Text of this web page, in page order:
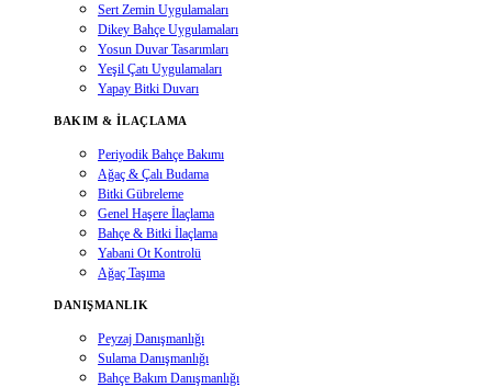
Sert Zemin Uygulamaları
Dikey Bahçe Uygulamaları
Yosun Duvar Tasarımları
Yeşil Çatı Uygulamaları
Yapay Bitki Duvarı
BAKIM & İLAÇLAMA
Periyodik Bahçe Bakımı
Ağaç & Çalı Budama
Bitki Gübreleme
Genel Haşere İlaçlama
Bahçe & Bitki İlaçlama
Yabani Ot Kontrolü
Ağaç Taşıma
DANIŞMANLIK
Peyzaj Danışmanlığı
Sulama Danışmanlığı
Bahçe Bakım Danışmanlığı